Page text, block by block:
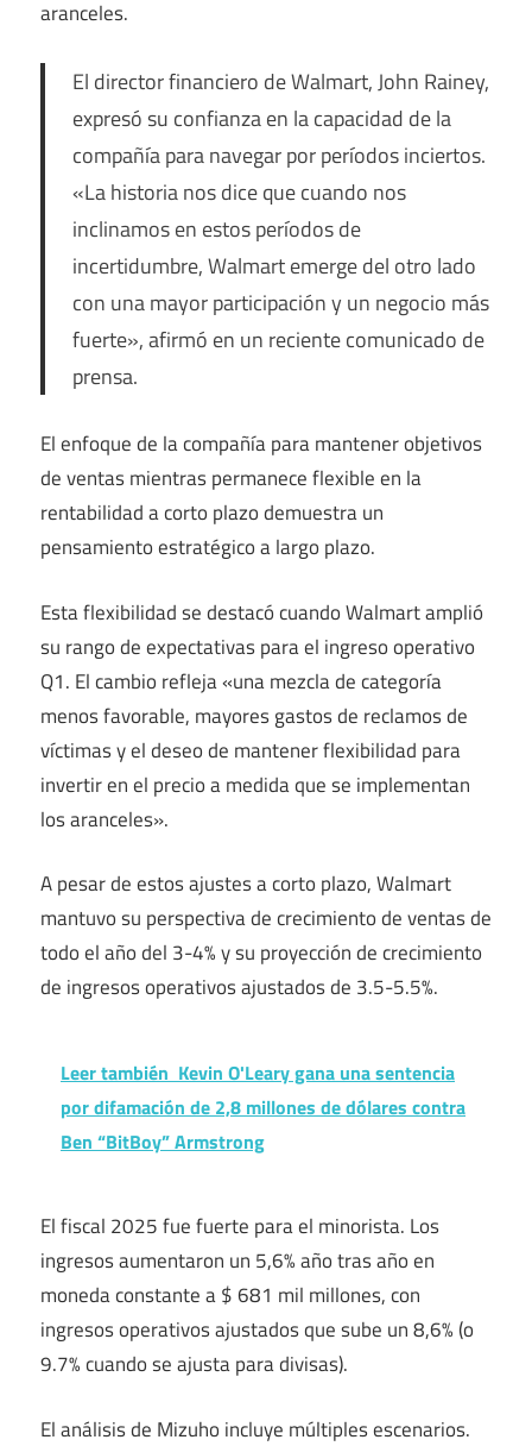
aranceles.
El director financiero de Walmart, John Rainey,
expresó su confianza en la capacidad de la
compañía para navegar por períodos inciertos.
«La historia nos dice que cuando nos
inclinamos en estos períodos de
incertidumbre, Walmart emerge del otro lado
con una mayor participación y un negocio más
fuerte», afirmó en un reciente comunicado de
prensa.
El enfoque de la compañía para mantener objetivos
de ventas mientras permanece flexible en la
rentabilidad a corto plazo demuestra un
pensamiento estratégico a largo plazo.
Esta flexibilidad se destacó cuando Walmart amplió
su rango de expectativas para el ingreso operativo
Q1. El cambio refleja «una mezcla de categoría
menos favorable, mayores gastos de reclamos de
víctimas y el deseo de mantener flexibilidad para
invertir en el precio a medida que se implementan
los aranceles».
A pesar de estos ajustes a corto plazo, Walmart
mantuvo su perspectiva de crecimiento de ventas de
todo el año del 3-4% y su proyección de crecimiento
de ingresos operativos ajustados de 3.5-5.5%.
Leer también Kevin O'Leary gana una sentencia
por difamación de 2,8 millones de dólares contra
Ben “BitBoy” Armstrong
El fiscal 2025 fue fuerte para el minorista. Los
ingresos aumentaron un 5,6% año tras año en
moneda constante a $ 681 mil millones, con
ingresos operativos ajustados que sube un 8,6% (o
9.7% cuando se ajusta para divisas).
El análisis de Mizuho incluye múltiples escenarios.